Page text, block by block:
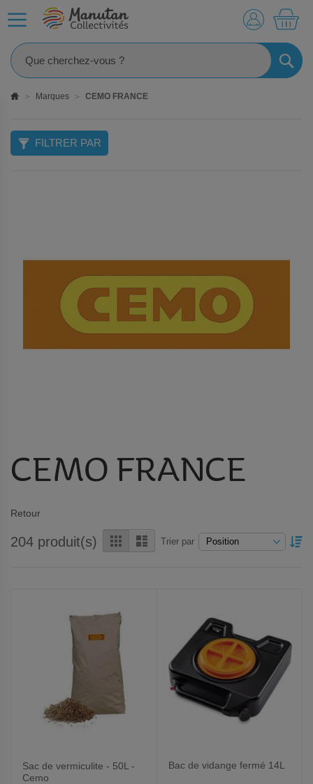
Marques CEMO FRANCE
CEMO FRANCE
Retour
Grille Liste
204 produit(s) Trier par
Sac de vermiculite - 50L -
Cemo
Bac de vidange fermé 14L
FILTRER PAR